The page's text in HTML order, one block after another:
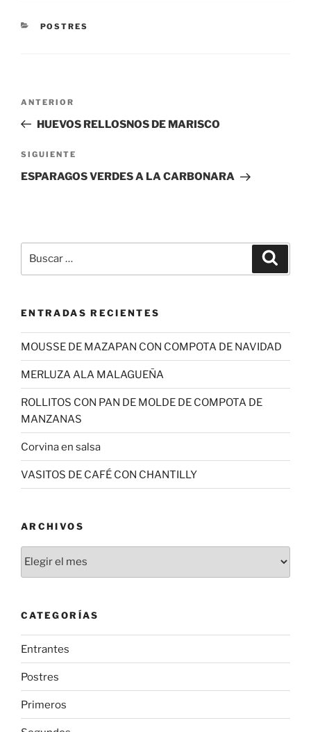
CATEGORÍAS
POSTRES
entradas
Entrada
anterior:
ANTERIOR
HUEVOS RELLOSNOS DE MARISCO
Siguiente
entrada
SIGUIENTE
ESPARAGOS VERDES A LA CARBONARA
por:
ENTRADAS RECIENTES
MOUSSE DE MAZAPAN CON COMPOTA DE NAVIDAD
MERLUZA ALA MALAGUEÑA
ROLLITOS CON PAN DE MOLDE DE COMPOTA DE
MANZANAS
Corvina en salsa
VASITOS DE CAFÉ CON CHANTILLY
ARCHIVOS
CATEGORÍAS
Entrantes
Postres
Primeros